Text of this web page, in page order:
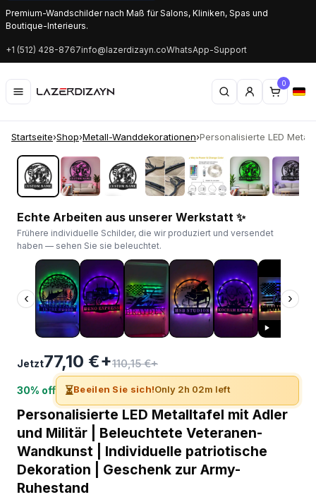
Premium-Wandschilder nach Maß für Salons, Kliniken, Spas und
Boutique-Interieurs.
+1 (512) 428-8767info@lazerdizayn.coWhatsApp-Support
0
Startseite›Shop›Metall-Wanddekorationen›Personalisierte LED
‹ ›
Echte Arbeiten aus unserer Werkstatt ✨
Frühere individuelle Schilder, die wir produziert und versendet
haben — sehen Sie sie beleuchtet.
‹ ›
Jetzt77,10 €+110,15 €+
30% off ⏳Beeilen Sie sich!Only 2h 02m left
Personalisierte LED Metalltafel mit Adler
und Militär | Beleuchtete Veteranen-
Wandkunst | Individuelle patriotische
Dekoration | Geschenk zur Army-
Ruhestand